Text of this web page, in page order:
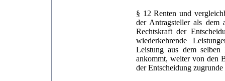
§ 12 Renten und
der Antragsteller als dem
Rechtskraft der
wiederkehrende
Leistung aus dem selben
ankommt, weiter von den
der Entscheidung zugrunde